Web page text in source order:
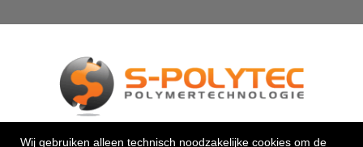
© 2026 •S-Polytec GmbH
Wij gebruiken alleen technisch noodzakelijke cookies om de